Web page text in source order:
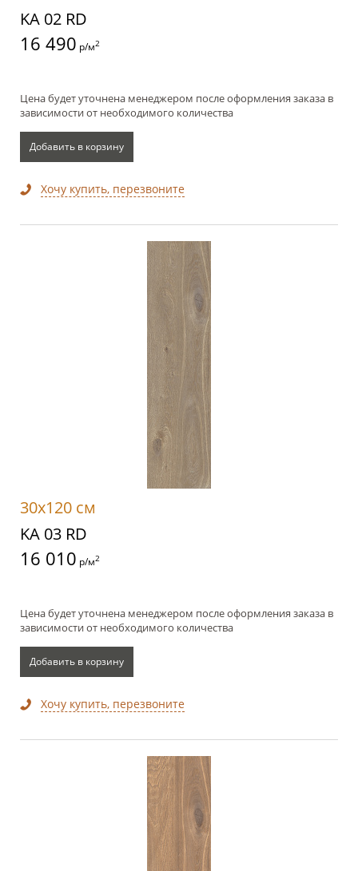
KA 02 RD
16 490 р/м2
Цена будет уточнена менеджером после оформления заказа в
зависимости от необходимого количества
Добавить в корзину
Хочу купить, перезвоните
30x120 см
KA 03 RD
16 010 р/м2
Цена будет уточнена менеджером после оформления заказа в
зависимости от необходимого количества
Добавить в корзину
Хочу купить, перезвоните